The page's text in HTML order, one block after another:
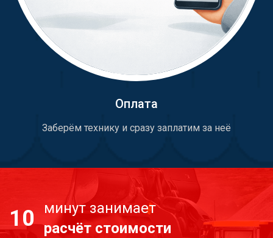
Оплата
Заберём технику и сразу заплатим за неё
10
минут занимает
расчёт стоимости